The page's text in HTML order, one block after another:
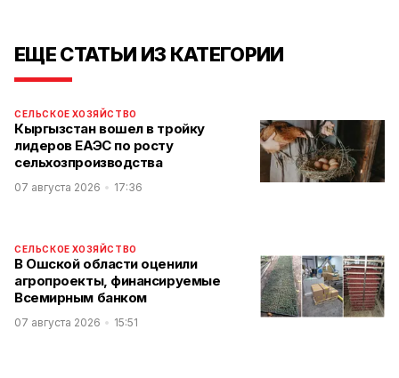
ЕЩЕ СТАТЬИ ИЗ КАТЕГОРИИ
СЕЛЬСКОЕ ХОЗЯЙСТВО
Кыргызстан вошел в тройку
лидеров ЕАЭС по росту
сельхозпроизводства
07 августа 2026 17:36
СЕЛЬСКОЕ ХОЗЯЙСТВО
В Ошской области оценили
агропроекты, финансируемые
Всемирным банком
07 августа 2026 15:51